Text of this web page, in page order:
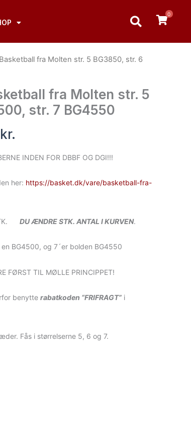
0
fra Molten str. 5 BG3850, str. 6
fra Molten str. 5
str. 7 BG4550
kr.
Prisinterval:
395,00 kr.
INDEN FOR DBBF OG DGI!!!
her: https://basket.dk/vare/basketball-fra-
DU ÆNDRE STK. ANTAL I KURVEN.
BG4500, og 7´er bolden BG4550
FØRST TIL MØLLE PRINCIPPET!
benytte rabatkoden “FRIFRAGT” i
Fås i størrelserne 5, 6 og 7.